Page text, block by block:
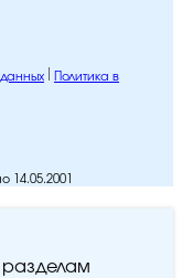
Политика в
14.05.2001
разделам